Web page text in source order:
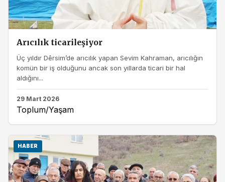
Arıcılık ticarileşiyor
Üç yıldır Dêrsim’de arıcılık yapan Sevim Kahraman, arıcılığın
komün bir iş olduğunu ancak son yıllarda ticari bir hal
aldığını...
29 Mart 2026
Toplum/Yaşam
HABER